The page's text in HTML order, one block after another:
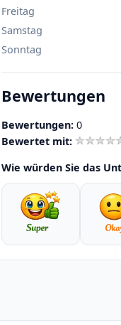
Freitag
Samstag
Sonntag
Bewertungen
Bewertungen: 0
Bewertet mit:
Wie würden Sie das